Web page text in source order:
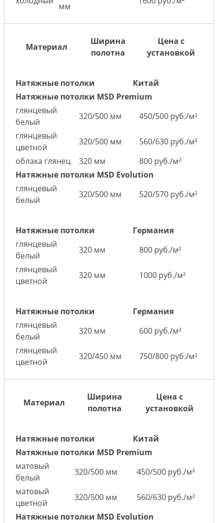
мм
Материал
Ширина
полотна
Цена с
установкой
Натяжные потолки
Китай
Натяжные потолки MSD Premium
глянцевый
белый
320/500 мм
450/500 руб./м²
глянцевый
цветной
320/500 мм
560/630 руб./м²
облака глянец
320 мм
800 руб./м²
Натяжные потолки MSD Evolution
глянцевый
белый
320/500 мм 520/570 руб./м²
Натяжные потолки
Германия
глянцевый
белый
320 мм
800 руб./м²
глянцевый
цветной
320 мм 1000 руб./м²
Натяжные потолки
Германия
глянцевый
белый
320 мм
600 руб./м²
глянцевый
цветной
320/450 мм 750/800 руб./м²
Материал
Ширина
полотна
Цена с
установкой
Натяжные потолки
Китай
Натяжные потолки MSD Premium
матовый
белый
320/500 мм
450/500 руб./м²
матовый
цветной
320/500 мм
560/630 руб./м²
Натяжные потолки MSD Evolution